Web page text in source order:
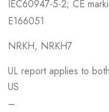
IEC60947-5-2; CE
E166051
NRKH, NRKH7
UL report applies to
US
–